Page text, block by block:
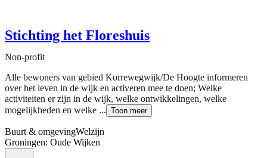
Stichting het Floreshuis
Non-profit
Alle bewoners van gebied Korrewegwijk/De Hoogte informeren
over het leven in de wijk en activeren mee te doen; Welke
activiteiten er zijn in de wijk, welke ontwikkelingen, welke
mogelijkheden en welke ... Toon meer
Buurt & omgevingWelzijn
Groningen: Oude Wijken